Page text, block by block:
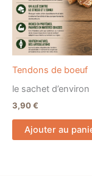
Tendons de boeuf
le sachet
3,90€
Ajouter au